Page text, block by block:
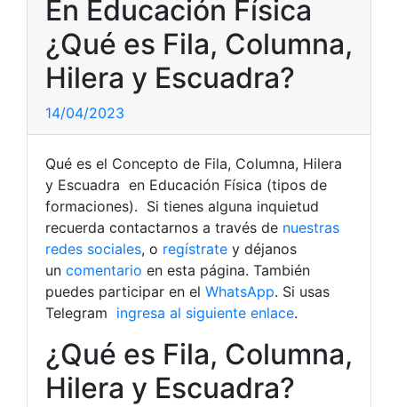
En Educación Física
¿Qué es Fila, Columna,
Hilera y Escuadra?
14/04/2023
Qué es el Concepto de Fila, Columna, Hilera
y Escuadra en Educación Física (tipos de
formaciones). Si tienes alguna inquietud
recuerda contactarnos a través de nuestras
redes sociales, o regístrate y déjanos
un comentario en esta página. También
puedes participar en el WhatsApp. Si usas
Telegram ingresa al siguiente enlace.
¿Qué es Fila, Columna,
Hilera y Escuadra?